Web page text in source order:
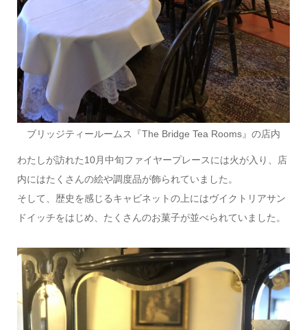
ブリッジティールームス『The Bridge Tea Rooms』の店内
わたしが訪れた10月中旬ファイヤープレースには火が入り、店
内にはたくさんの絵や調度品が飾られていました。
そして、歴史を感じるキャビネットの上にはヴイクトリアサン
ドイッチをはじめ、たくさんのお菓子が並べられていました。